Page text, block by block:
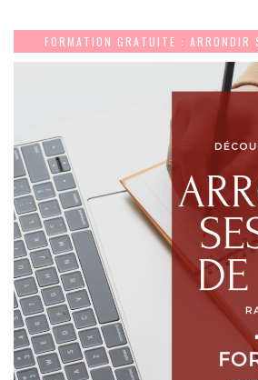
FORMATION GRATUITE : ARRONDIR